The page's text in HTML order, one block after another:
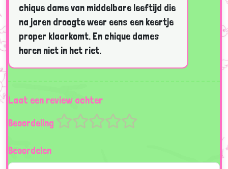
chique dame van middelbare leeftijd die
na jaren droogte weer eens een keertje
proper klaarkomt. En chique dames
horen niet in het riet.
Laat een review achter
Beoordeling
Beoordelen